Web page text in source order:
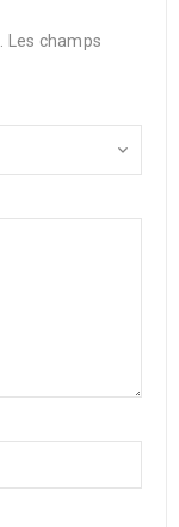
Les champs